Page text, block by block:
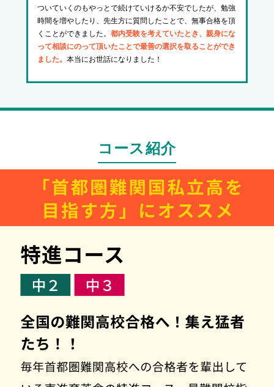
ついていくのもやっとで続けていけるか不安でしたが、勉強
時間を増やしたり、先生方に質問したことで、無事合格を頂
くことができました。 都内受験を考えていたとき、親身にな
って相談にのって頂いたことで最善の選択を取ることができ
ました。 本当にお世話になりました！
コース紹介